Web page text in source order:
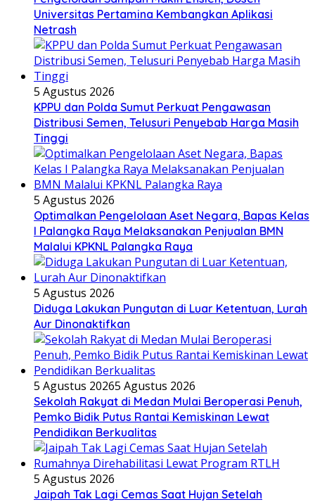
Universitas Pertamina Kembangkan Aplikasi
Netrash
5 Agustus 2026
KPPU dan Polda Sumut Perkuat Pengawasan
Distribusi Semen, Telusuri Penyebab Harga Masih
Tinggi
5 Agustus 2026
Optimalkan Pengelolaan Aset Negara, Bapas Kelas
I Palangka Raya Melaksanakan Penjualan BMN
Malalui KPKNL Palangka Raya
5 Agustus 2026
Diduga Lakukan Pungutan di Luar Ketentuan, Lurah
Aur Dinonaktifkan
5 Agustus 20265 Agustus 2026
Sekolah Rakyat di Medan Mulai Beroperasi Penuh,
Pemko Bidik Putus Rantai Kemiskinan Lewat
Pendidikan Berkualitas
5 Agustus 2026
Jaipah Tak Lagi Cemas Saat Hujan Setelah